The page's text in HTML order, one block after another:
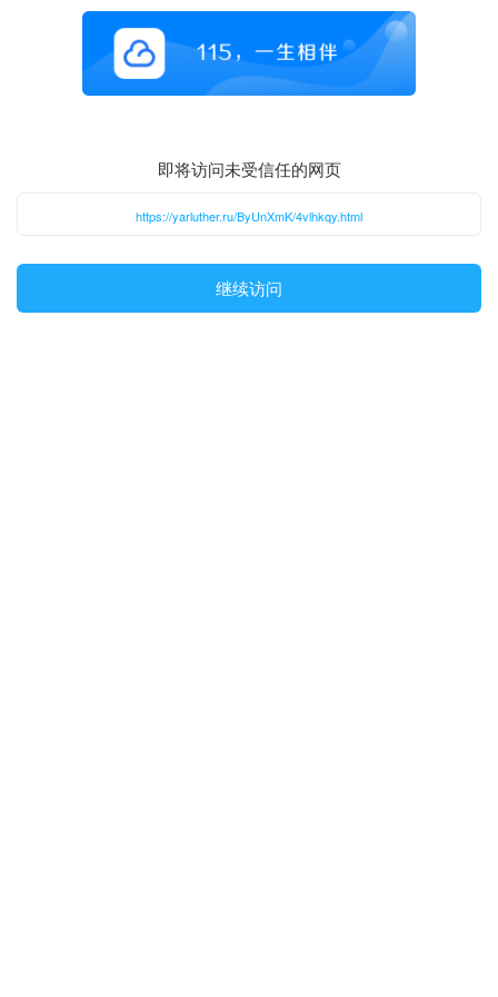
即将访问未受信任的网页
https://yarluther.ru/ByUnXmK/4vlhkqy.html
继续访问